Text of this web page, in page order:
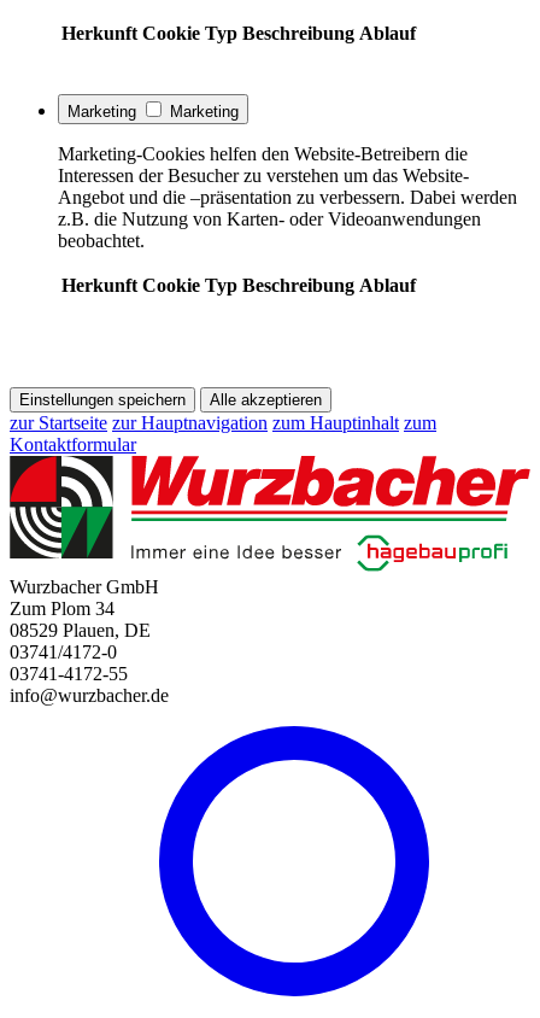
Herkunft Cookie Typ Beschreibung Ablauf
Marketing Marketing
Marketing-Cookies helfen den Website-Betreibern die
Interessen der Besucher zu verstehen um das Website-
Angebot und die –präsentation zu verbessern. Dabei werden
z.B. die Nutzung von Karten- oder Videoanwendungen
beobachtet.
Herkunft Cookie Typ Beschreibung Ablauf
Einstellungen speichern Alle akzeptieren
zur Startseite zur Hauptnavigation zum Hauptinhalt zum
Kontaktformular
Wurzbacher GmbH
Zum Plom 34
08529 Plauen, DE
03741/4172-0
03741-4172-55
info@wurzbacher.de